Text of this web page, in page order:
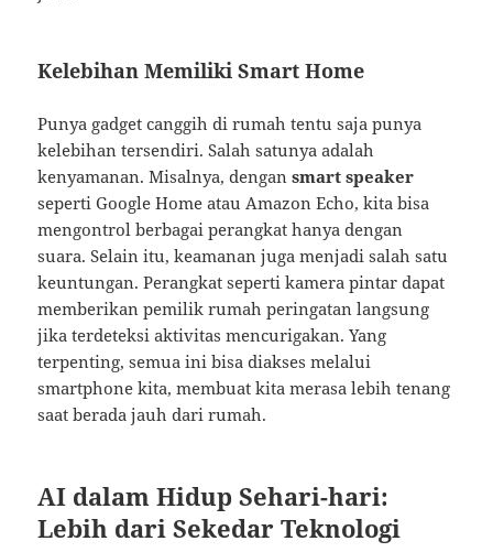
Kelebihan Memiliki Smart Home
Punya gadget canggih di rumah tentu saja punya
kelebihan tersendiri. Salah satunya adalah
kenyamanan. Misalnya, dengansmart speaker
seperti Google Home atau Amazon Echo, kita bisa
mengontrol berbagai perangkat hanya dengan
suara. Selain itu, keamanan juga menjadi salah satu
keuntungan. Perangkat seperti kamera pintar dapat
memberikan pemilik rumah peringatan langsung
jika terdeteksi aktivitas mencurigakan. Yang
terpenting, semua ini bisa diakses melalui
smartphone kita, membuat kita merasa lebih tenang
saat berada jauh dari rumah.
AI dalam Hidup Sehari-hari:
Lebih dari Sekedar Teknologi